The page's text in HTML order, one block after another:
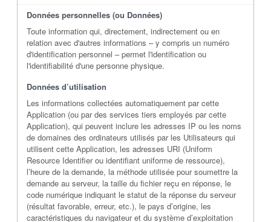
Données personnelles (ou Données)
Toute information qui, directement, indirectement ou en
relation avec d'autres informations – y compris un numéro
d'identification personnel – permet l'identification ou
l'identifiabilité d'une personne physique.
Données d’utilisation
Les informations collectées automatiquement par cette
Application (ou par des services tiers employés par cette
Application), qui peuvent inclure les adresses IP ou les noms
de domaines des ordinateurs utilisés par les Utilisateurs qui
utilisent cette Application, les adresses URI (Uniform
Resource Identifier ou identifiant uniforme de ressource),
l’heure de la demande, la méthode utilisée pour soumettre la
demande au serveur, la taille du fichier reçu en réponse, le
code numérique indiquant le statut de la réponse du serveur
(résultat favorable, erreur, etc.), le pays d’origine, les
caractéristiques du navigateur et du système d’exploitation